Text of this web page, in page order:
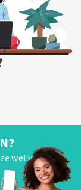
wel van je!